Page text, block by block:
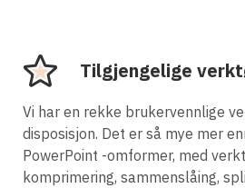
Tilgjengelige
Vi har en rekke brukervennlige
disposisjon. Det er så mye mer
PowerPoint -omformer, med
komprimering, sammenslåing,